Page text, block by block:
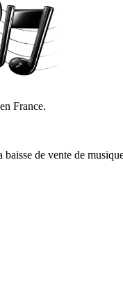
France.
de vente de